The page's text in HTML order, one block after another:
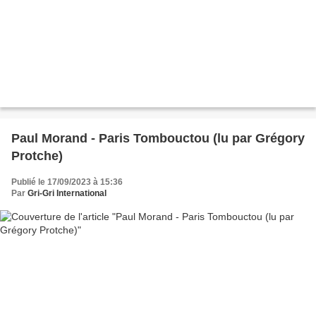
Paul Morand - Paris Tombouctou (lu par Grégory
Protche)
Publié le 17/09/2023 à 15:36
Par Gri-Gri International